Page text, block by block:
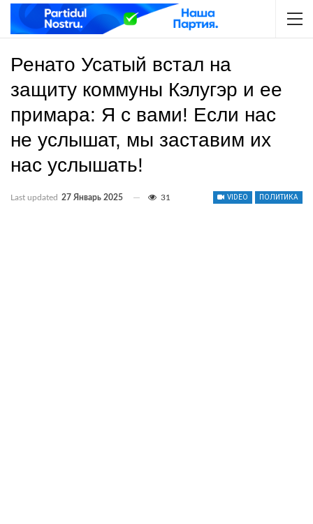
Ренато Усатый встал на
защиту коммуны Кэлугэр и ее
примара: Я с вами! Если нас
не услышат, мы заставим их
нас услышать!
VIDEO ПОЛИТИКА
Last updated 27 Январь 2025 31